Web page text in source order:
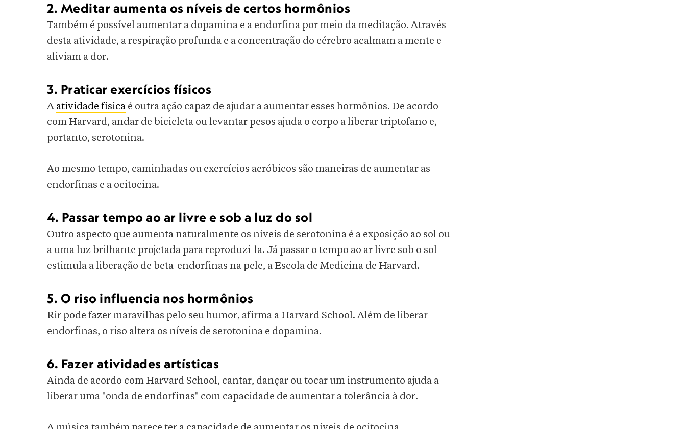
2. Meditar aumenta os níveis de certos hormônios
Também é possível aumentar a dopamina e a endorfina por meio da meditação. Através
desta atividade, a respiração profunda e a concentração do cérebro acalmam a mente e
aliviam a dor.
3. Praticar exercícios físicos
A atividade física é outra ação capaz de ajudar a aumentar esses hormônios. De acordo
com Harvard, andar de bicicleta ou levantar pesos ajuda o corpo a liberar triptofano e,
portanto, serotonina.
Ao mesmo tempo, caminhadas ou exercícios aeróbicos são maneiras de aumentar as
endorfinas e a ocitocina.
4. Passar tempo ao ar livre e sob a luz do sol
Outro aspecto que aumenta naturalmente os níveis de serotonina é a exposição ao sol ou
a uma luz brilhante projetada para reproduzi-la. Já passar o tempo ao ar livre sob o sol
estimula a liberação de beta-endorfinas na pele, a Escola de Medicina de Harvard.
5. O riso influencia nos hormônios
Rir pode fazer maravilhas pelo seu humor, afirma a Harvard School. Além de liberar
endorfinas, o riso altera os níveis de serotonina e dopamina.
6. Fazer atividades artísticas
Ainda de acordo com Harvard School, cantar, dançar ou tocar um instrumento ajuda a
liberar uma "onda de endorfinas" com capacidade de aumentar a tolerância à dor.